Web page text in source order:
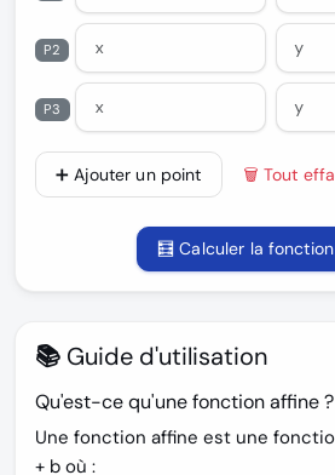
P2
P3
➕ Ajouter un point 🗑️ Tout
🧮 Calculer la
📚 Guide d'utilisation
Qu'est-ce qu'une fonction affine ?
Une fonction affine est une
+ b où :